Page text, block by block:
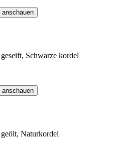
anschauen
Schwarze kordel
anschauen
Naturkordel